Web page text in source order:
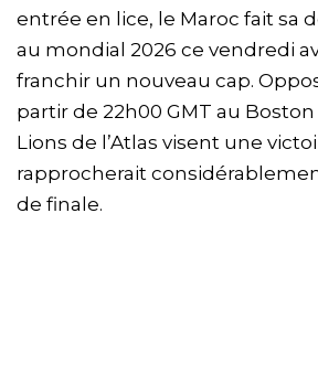
entrée en lice, le Maroc fait sa
au mondial 2026 ce vendredi
franchir un nouveau cap.
partir de 22h00 GMT au
Lions de l’Atlas visent une
rapprocherait
de finale.